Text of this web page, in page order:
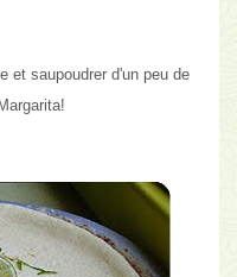
et saupoudrer d'un peu de